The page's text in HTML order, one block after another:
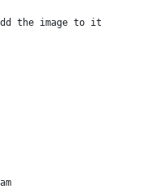
add the image to it